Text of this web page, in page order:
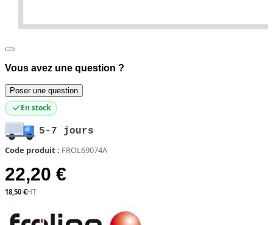
Vous avez une question ?
Poser une question
En stock
5-7 jours
Code produit : FROL69074A
22,20 €
18,50 €